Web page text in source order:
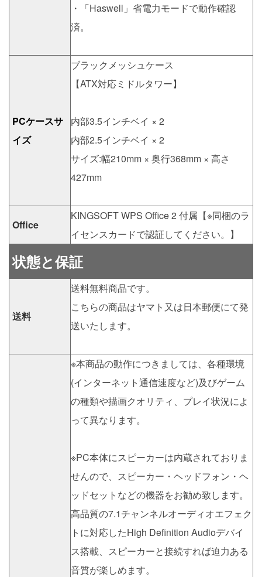
・「Haswell」省電力モードで動作確認
済。
PCケースサ
イズ
ブラックメッシュケース
【ATX対応ミドルタワー】
内部3.5インチベイ × 2
内部2.5インチベイ × 2
サイズ:幅210mm × 奥行368mm × 高さ
427mm
Office
KINGSOFT WPS Office 2 付属【※同梱のラ
イセンスカードで認証してください。】
状態と保証
送料
送料無料商品です。
こちらの商品はヤマト又は日本郵便にて発
送いたします。
※本商品の動作につきましては、各種環境
(インターネット通信速度など)及びゲーム
の種類や描画クオリティ、プレイ状況によ
って異なります。
※PC本体にスピーカーは内蔵されておりま
せんので、スピーカー・ヘッドフォン・ヘ
ッドセットなどの機器をお勧め致します。
高品質の7.1チャンネルオーディオエフェク
トに対応したHigh Definition Audioデバイ
ス搭載、スピーカーと接続すれば迫力ある
音質が楽しめます。